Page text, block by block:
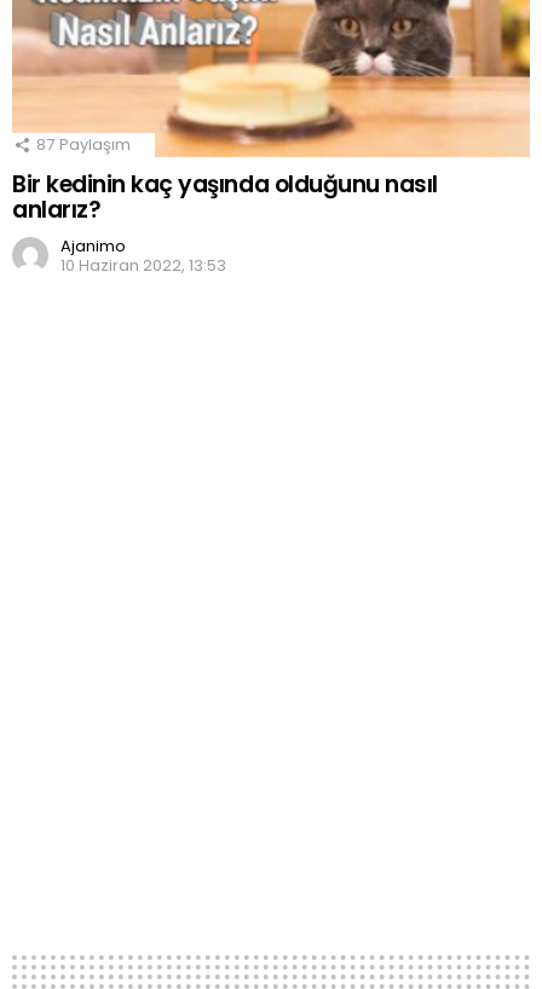
87 Paylaşım
Bir kedinin kaç yaşında olduğunu nasıl
anlarız?
Ajanimo
10 Haziran 2022, 13:53